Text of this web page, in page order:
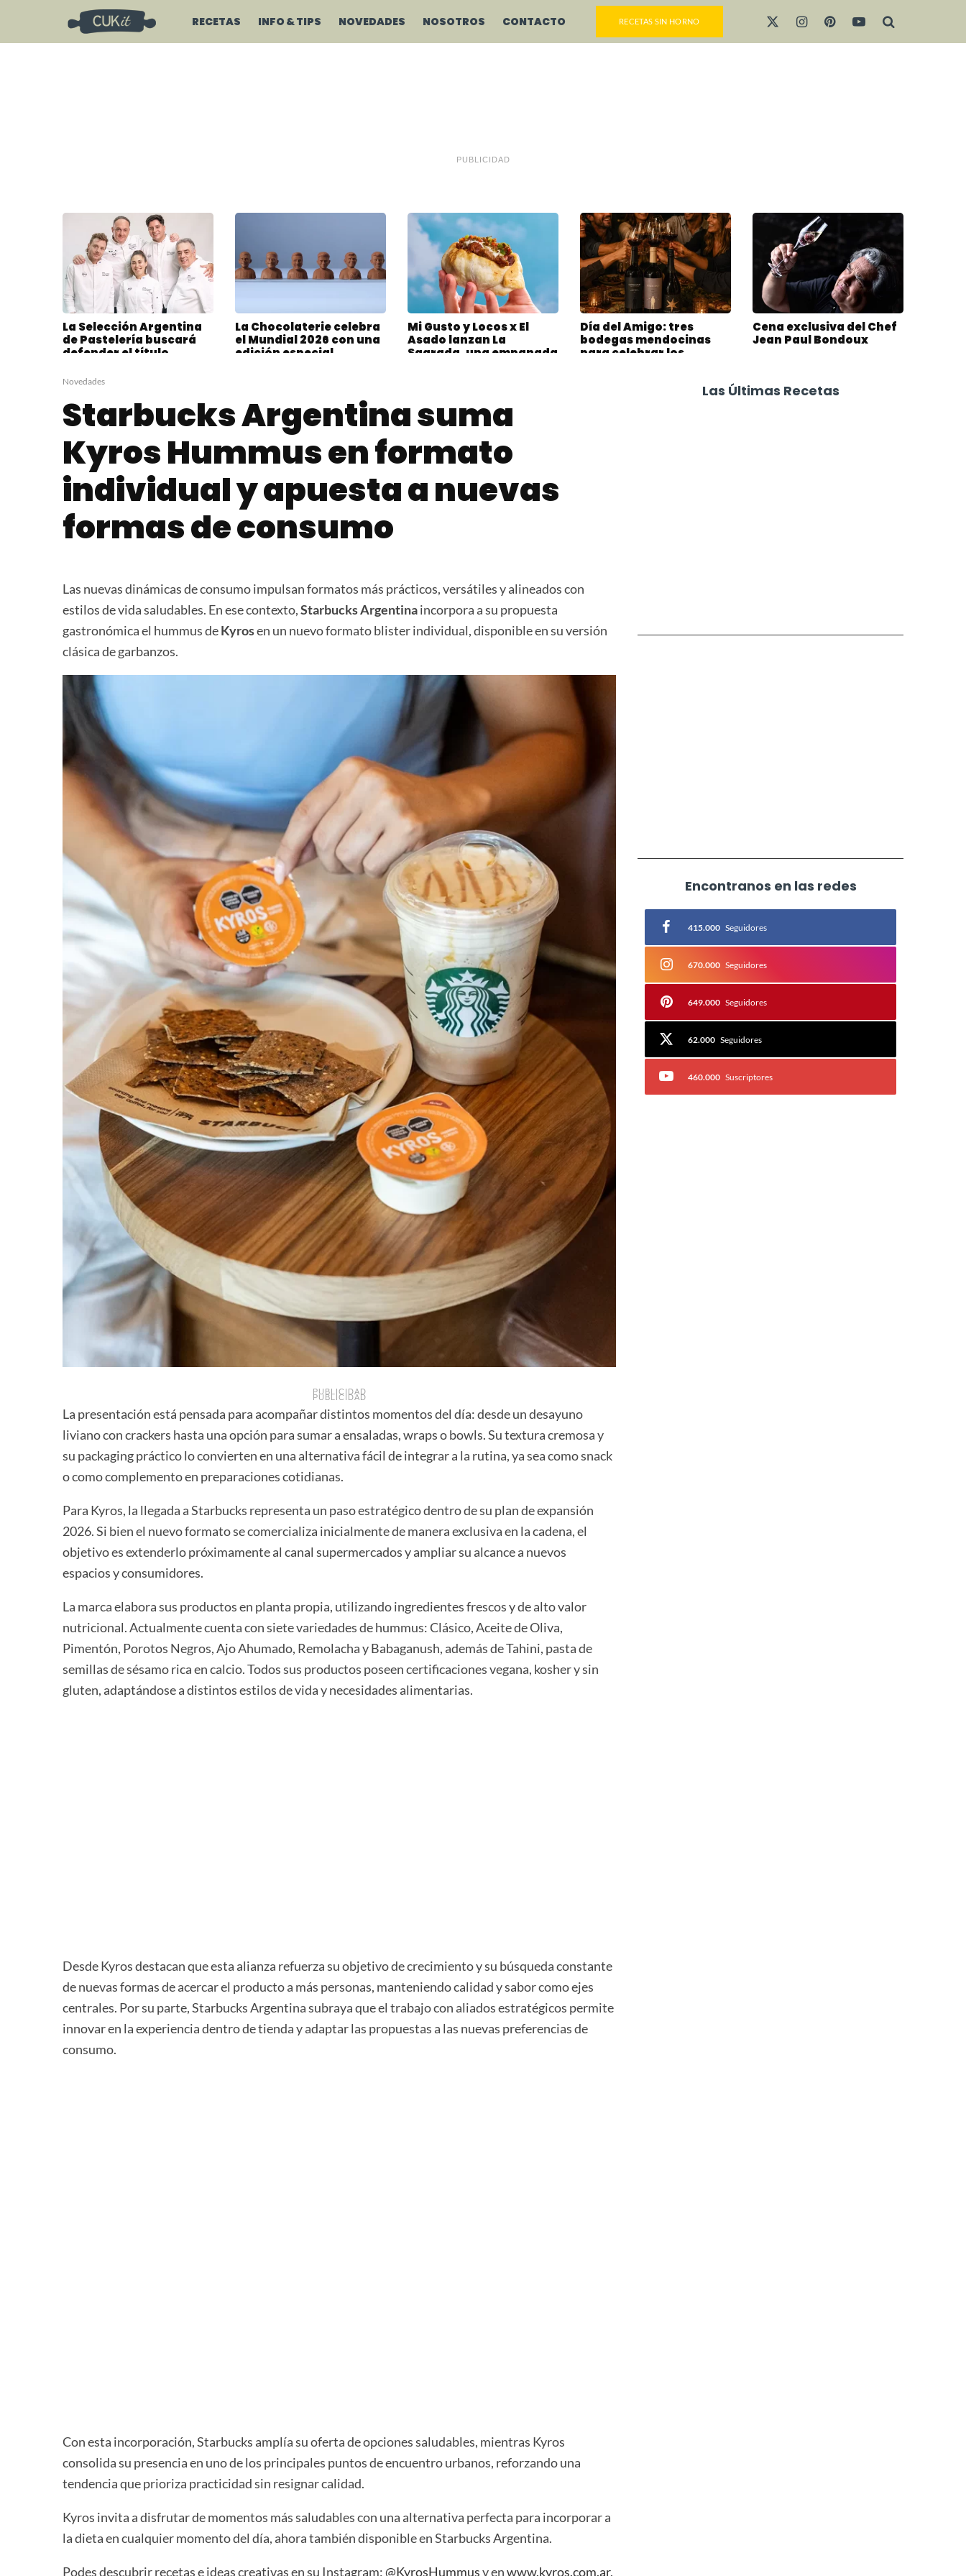
RECETAS INFO & TIPS NOVEDADES NOSOTROS CONTACTO RECETAS SIN HORNO
PUBLICIDAD
La Selección Argentina
de Pastelería buscará
defender el título
al Mundial 2027
La Chocolaterie celebra
el Mundial 2026 con una
edición especial
Mi Gusto y Locos x El
Asado lanzan La
Sagrada, una empanada
Día del Amigo: tres
bodegas mendocinas
para celebrar los
Cena exclusiva del Chef
Jean Paul Bondoux
Novedades
Starbucks Argentina suma
Kyros Hummus en formato
individual y apuesta a nuevas
formas de consumo
Las nuevas dinámicas de consumo impulsan formatos más prácticos, versátiles y alineados con
estilos de vida saludables. En ese contexto,Starbucks Argentinaincorpora a su propuesta
gastronómica el hummus deKyrosen un nuevo formato blister individual, disponible en su versión
clásica de garbanzos.
PUBLICIDAD
PUBLICIDAD
La presentación está pensada para acompañar distintos momentos del día: desde un desayuno
liviano con crackers hasta una opción para sumar a ensaladas, wraps o bowls. Su textura cremosa y
su packaging práctico lo convierten en una alternativa fácil de integrar a la rutina, ya sea como snack
o como complemento en preparaciones cotidianas.
Para Kyros, la llegada a Starbucks representa un paso estratégico dentro de su plan de expansión
2026. Si bien el nuevo formato se comercializa inicialmente de manera exclusiva en la cadena, el
objetivo es extenderlo próximamente al canal supermercados y ampliar su alcance a nuevos
espacios y consumidores.
La marca elabora sus productos en planta propia, utilizando ingredientes frescos y de alto valor
nutricional. Actualmente cuenta con siete variedades de hummus: Clásico, Aceite de Oliva,
Pimentón, Porotos Negros, Ajo Ahumado, Remolacha y Babaganush, además de Tahini, pasta de
semillas de sésamo rica en calcio. Todos sus productos poseen certificaciones vegana, kosher y sin
gluten, adaptándose a distintos estilos de vida y necesidades alimentarias.
Desde Kyros destacan que esta alianza refuerza su objetivo de crecimiento y su búsqueda constante
de nuevas formas de acercar el producto a más personas, manteniendo calidad y sabor como ejes
centrales. Por su parte, Starbucks Argentina subraya que el trabajo con aliados estratégicos permite
innovar en la experiencia dentro de tienda y adaptar las propuestas a las nuevas preferencias de
consumo.
Con esta incorporación, Starbucks amplía su oferta de opciones saludables, mientras Kyros
consolida su presencia en uno de los principales puntos de encuentro urbanos, reforzando una
tendencia que prioriza practicidad sin resignar calidad.
Kyros invita a disfrutar de momentos más saludables con una alternativa perfecta para incorporar a
la dieta en cualquier momento del día, ahora también disponible en Starbucks Argentina.
Podes descubrir recetas e ideas creativas en su Instagram:@KyrosHummusy enwww.kyros.com.ar.
Las Últimas Recetas
Encontranos en las redes
415.000 Seguidores
670.000 Seguidores
649.000 Seguidores
62.000 Seguidores
460.000 Suscriptores